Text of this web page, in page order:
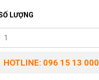
LƯỢNG
HOTLINE: 096 15 13 000